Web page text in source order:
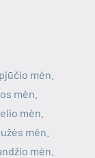
mėn.
mėn.
mėn.
mėn.
mėn.